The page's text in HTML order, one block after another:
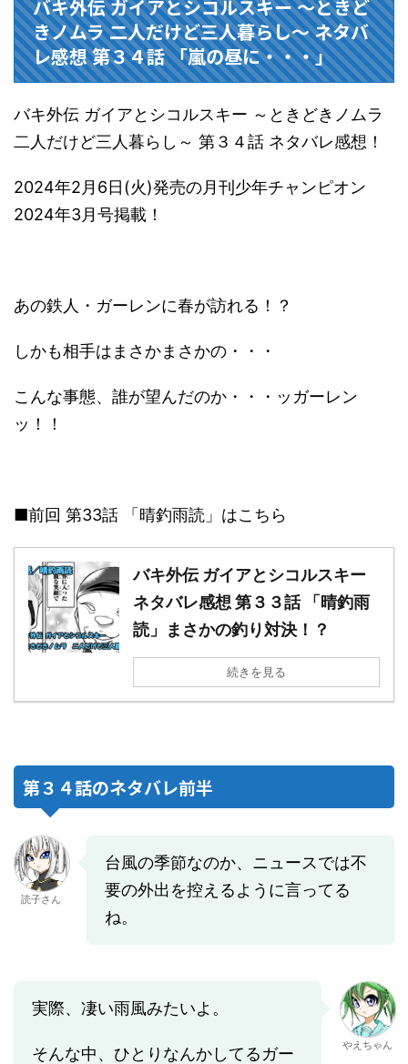
バキ外伝 ガイアとシコルスキー ～ときど
きノムラ 二人だけど三人暮らし～ ネタバ
レ感想 第３４話 「嵐の昼に・・・」
バキ外伝 ガイアとシコルスキー ～ときどきノムラ
二人だけど三人暮らし～ 第３４話 ネタバレ感想！
2024年2月6日(火)発売の月刊少年チャンピオン
2024年3月号掲載！
あの鉄人・ガーレンに春が訪れる！？
しかも相手はまさかまさかの・・・
こんな事態、誰が望んだのか・・・ッガーレン
ッ！！
■前回 第33話 「晴釣雨読」はこちら
バキ外伝 ガイアとシコルスキー
ネタバレ感想 第３３話 「晴釣雨
読」まさかの釣り対決！？
続きを見る
第３４話のネタバレ前半
読子さん
台風の季節なのか、ニュースでは不
要の外出を控えるように言ってる
ね。
実際、凄い雨風みたいよ。
そんな中、ひとりなんかしてるガー
やえちゃん